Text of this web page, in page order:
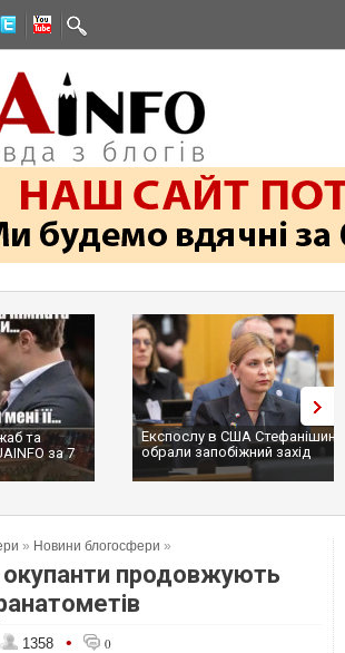
та
за 7
Експослу в США
обрали запобіжний захід
» Новини блогосфери »
продовжують
1358 • 0